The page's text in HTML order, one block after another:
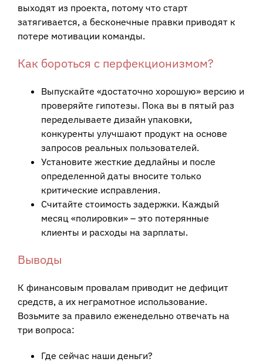
выходят из проекта, потому что старт
затягивается, а бесконечные правки приводят к
потере мотивации команды.
Как бороться с перфекционизмом?
Выпускайте «достаточно хорошую» версию и
проверяйте гипотезы. Пока вы в пятый раз
переделываете дизайн упаковки,
конкуренты улучшают продукт на основе
запросов реальных пользователей.
Установите жесткие дедлайны и после
определенной даты вносите только
критические исправления.
Считайте стоимость задержки. Каждый
месяц «полировки» – это потерянные
клиенты и расходы на зарплаты.
Выводы
К финансовым провалам приводит не дефицит
средств, а их неграмотное использование.
Возьмите за правило еженедельно отвечать на
три вопроса:
Где сейчас наши деньги?